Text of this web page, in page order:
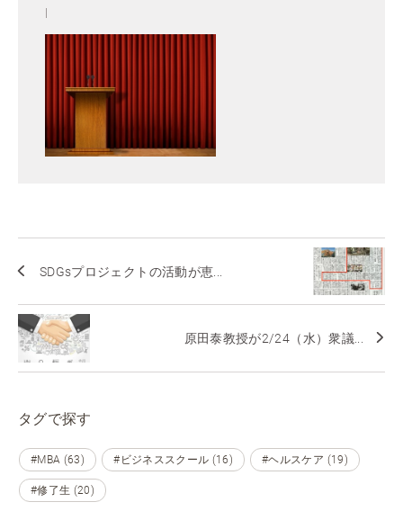
SDGsプロジェクトの活動が恵...
原田泰教授が2/24（水）衆議...
タグで探す
#MBA (63) #ビジネススクール (16) #ヘルスケア (19)
#修了生 (20)